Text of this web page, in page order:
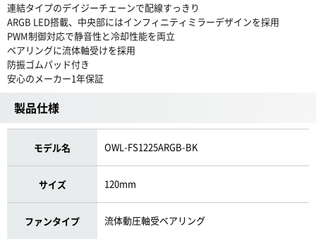
連結タイプのデイジーチェーンで配線すっきり
ARGB LED搭載、中央部にはインフィニティミラーデザインを採用
PWM制御対応で静音性と冷却性能を両立
ベアリングに流体軸受けを採用
防振ゴムパッド付き
安心のメーカー1年保証
製品仕様
モデル名 OWL-FS1225ARGB-BK
サイズ 120mm
ファンタイプ 流体動圧軸受ベアリング